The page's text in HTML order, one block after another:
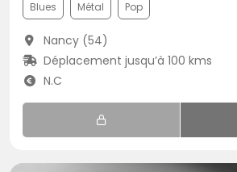
Blues Métal Pop
Nancy (54)
Déplacement jusqu’à 100 kms
N.C